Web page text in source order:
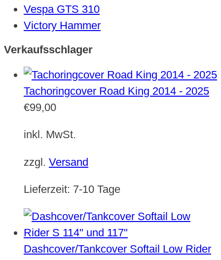
Vespa GTS 310
Victory Hammer
Verkaufsschlager
Tachoringcover Road King 2014 - 2025
€99,00
inkl. MwSt.
zzgl. Versand
Lieferzeit: 7-10 Tage
Dashcover/Tankcover Softail Low Rider